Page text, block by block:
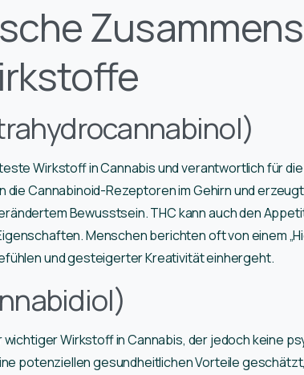
Wirkstoff in Cannabis und verantwortlich für
die Cannabinoid-Rezeptoren im Gehirn und
Bewusstsein. THC kann auch den
Menschen berichten oft von einem
und gesteigerter Kreativität einhergeht.
wichtiger Wirkstoff in Cannabis, der jedoch keine
potenziellen gesundheitlichen Vorteile